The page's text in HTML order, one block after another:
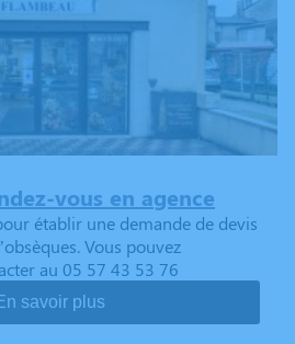
vous en agence
établir une demande de devis
Vous pouvez
au 05 57 43 53 76
savoir plus